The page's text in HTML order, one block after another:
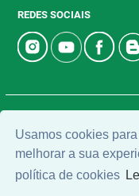
Usamos cookies
melhorar a sua
política de cookies
REDES SOCIAIS
Software.